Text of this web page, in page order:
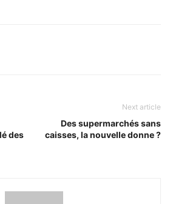
des
Next article
Des supermarchés sans
caisses, la nouvelle donne ?